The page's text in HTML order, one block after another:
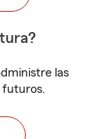
las
futuros.